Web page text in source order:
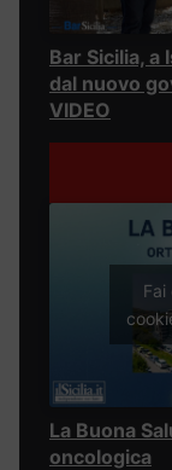
Bar Sicilia, a
dal nuovo
VIDEO
La Buona
oncologica